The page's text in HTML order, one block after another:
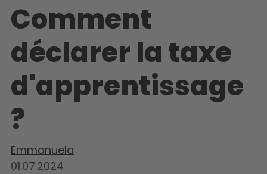
Comment
déclarer la taxe
d'apprentissage
?
Emmanuela
01.07.2024